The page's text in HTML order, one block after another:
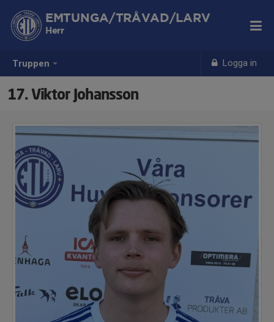
Truppen Logga in
EMTUNGA/TRÅVAD/LARV
Herr
17. Viktor Johansson